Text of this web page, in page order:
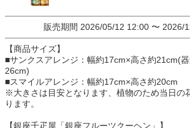
販売期間 2026/05/12 12:00 〜 2026/
【商品サイズ】
■サンクスアレンジ：幅約17cm×高さ約21cm(
26cm)
■スマイルアレンジ：幅約17cm×高さ約20cm
※大きさは目安となります、植物のため当日の
ります。
【銀座千疋屋「銀座フルーツクーヘン」】